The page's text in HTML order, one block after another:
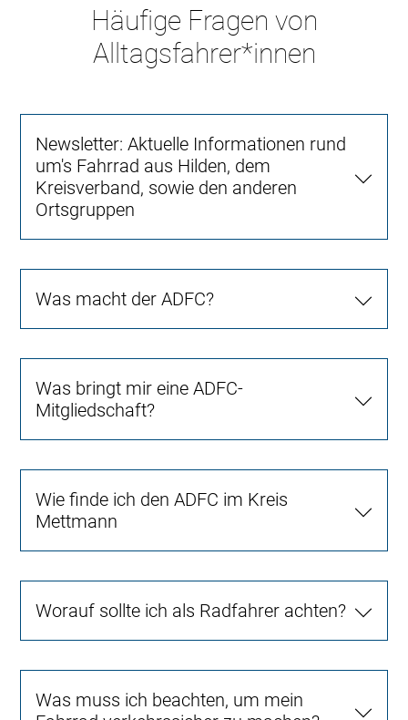
Häufige Fragen von
Alltagsfahrer*innen
Newsletter: Aktuelle Informationen rund
um's Fahrrad aus Hilden, dem
Kreisverband, sowie den anderen
Ortsgruppen
Was macht der ADFC?
Was bringt mir eine ADFC-
Mitgliedschaft?
Wie finde ich den ADFC im Kreis
Mettmann
Worauf sollte ich als Radfahrer achten?
Was muss ich beachten, um mein